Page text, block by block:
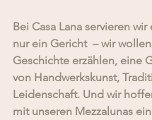
Bei Casa Lana servieren
nur ein Gericht  – wir
Geschichte erzählen, eine
von Handwerkskunst,
Leidenschaft. Und wir
mit unseren Mezzalunas